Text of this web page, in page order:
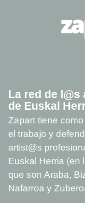
La red de
de Euskal
Zapart tiene
el trabajo y
artist@s
Euskal Herria (en
que son Araba,
Nafarroa y